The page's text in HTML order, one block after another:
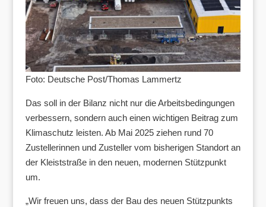
Foto: Deutsche Post/Thomas Lammertz
Das soll in der Bilanz nicht nur die Arbeitsbedingungen
verbessern, sondern auch einen wichtigen Beitrag zum
Klimaschutz leisten. Ab Mai 2025 ziehen rund 70
Zustellerinnen und Zusteller vom bisherigen Standort an
der Kleiststraße in den neuen, modernen Stützpunkt
um.
„Wir freuen uns, dass der Bau des neuen Stützpunkts